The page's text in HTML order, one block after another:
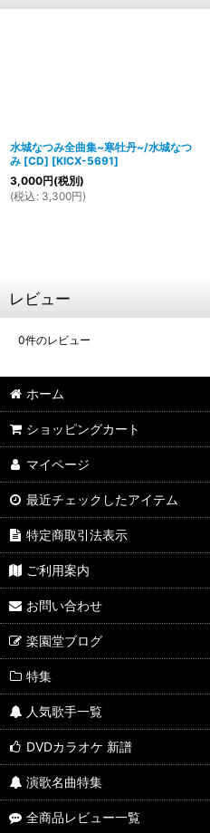
水城なつみ全曲集~寒牡丹~/水城なつ
み [CD] [KICX-5691]
3,000円(税別)
(税込 : 3,300円)
レビュー
0件のレビュー
ホーム
ショッピングカート
マイページ
最近チェックしたアイテム
特定商取引法表示
ご利用案内
お問い合わせ
楽園堂ブログ
特集
人気歌手一覧
DVDカラオケ 新譜
演歌名曲特集
全商品レビュー一覧